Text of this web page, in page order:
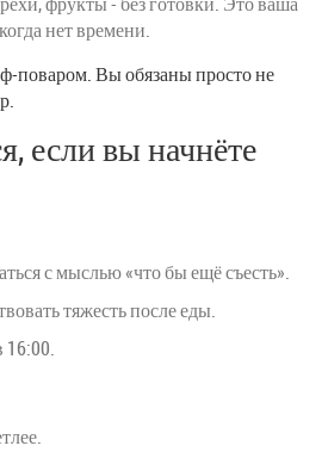
нет времени.
поваром. Вы обязаны просто не
если вы начнёте
с мыслью «что бы ещё съесть».
тяжесть после еды.
16:00.